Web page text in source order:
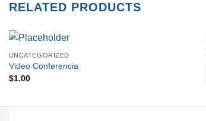
RELATED PRODUCTS
UNCATEGORIZED
Video Conferencia
$1.00